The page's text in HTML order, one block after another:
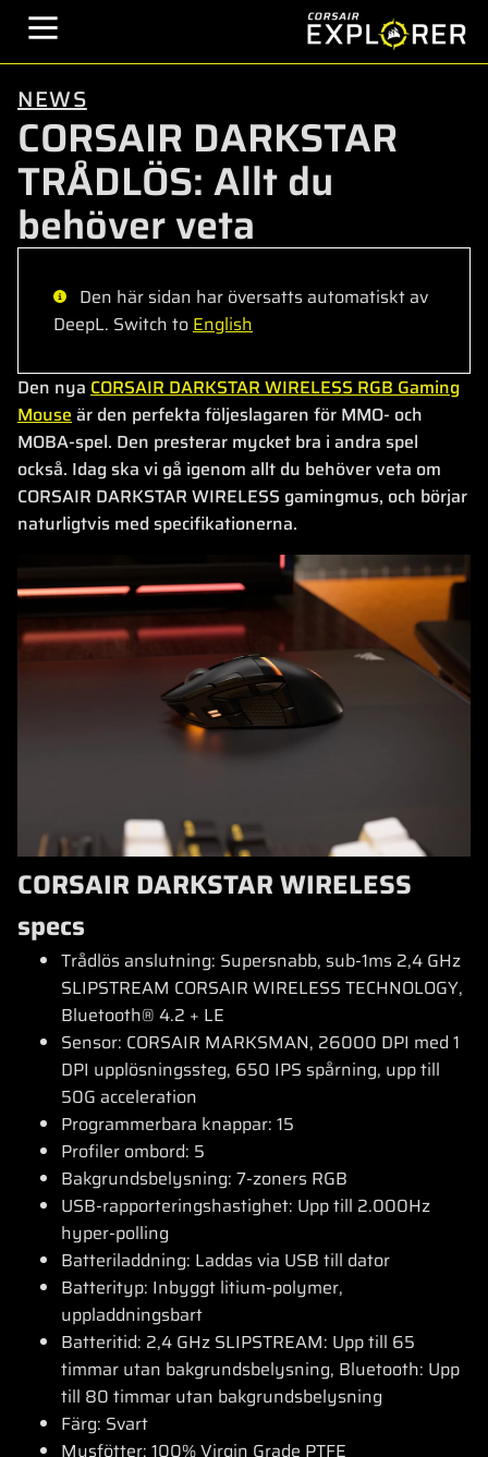
NEWS
CORSAIR DARKSTAR
TRÅDLÖS: Allt du
behöver veta
Den här sidan har översatts automatiskt av
DeepL. Switch toEnglish
Den nya CORSAIR DARKSTAR WIRELESS RGB Gaming
Mouseär den perfekta följeslagaren för MMO- och
MOBA-spel. Den presterar mycket bra i andra spel
också. Idag ska vi gå igenom allt du behöver veta om
CORSAIR DARKSTAR WIRELESS gamingmus, och börjar
naturligtvis med specifikationerna.
CORSAIR DARKSTAR WIRELESS
specs
Trådlös anslutning: Supersnabb, sub-1ms 2,4 GHz
SLIPSTREAM CORSAIR WIRELESS TECHNOLOGY,
Bluetooth® 4.2 + LE
Sensor: CORSAIR MARKSMAN, 26000 DPI med 1
DPI upplösningssteg, 650 IPS spårning, upp till
50G acceleration
Programmerbara knappar: 15
Profiler ombord: 5
Bakgrundsbelysning: 7-zoners RGB
USB-rapporteringshastighet: Upp till 2.000Hz
hyper-polling
Batteriladdning: Laddas via USB till dator
Batterityp: Inbyggt litium-polymer,
uppladdningsbart
Batteritid: 2,4 GHz SLIPSTREAM: Upp till 65
timmar utan bakgrundsbelysning, Bluetooth: Upp
till 80 timmar utan bakgrundsbelysning
Färg: Svart
Musfötter: 100% Virgin Grade PTFE